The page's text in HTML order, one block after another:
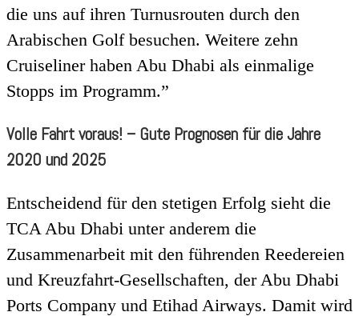
die uns auf ihren Turnusrouten durch den
Arabischen Golf besuchen. Weitere zehn
Cruiseliner haben Abu Dhabi als einmalige
Stopps im Programm.”
Volle Fahrt voraus! – Gute Prognosen für die Jahre
2020 und 2025
Entscheidend für den stetigen Erfolg sieht die
TCA Abu Dhabi unter anderem die
Zusammenarbeit mit den führenden Reedereien
und Kreuzfahrt-Gesellschaften, der Abu Dhabi
Ports Company und Etihad Airways. Damit wird